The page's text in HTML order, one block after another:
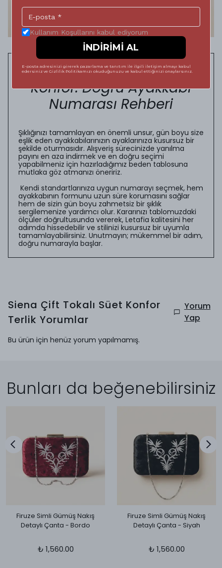
Adımlarınızda Kusursuz
Konfor: Doğru Ayakkabı
Numarası Rehberi
Şıklığınızı tamamlayan en önemli unsur, gün boyu size
eşlik eden ayakkabılarınızın ayaklarınıza kusursuz bir
şekilde oturmasıdır. Alışveriş sürecinizde yanılma
payını en aza indirmek ve en doğru seçimi
yapabilmeniz için hazırladığımız beden tablosuna
mutlaka göz atmanızı öneririz.
Kendi standartlarınıza uygun numarayı seçmek, hem
ayakkabının formunu uzun süre korumasını sağlar
hem de sizin gün boyu zahmetsiz bir şıklık
sergilemenize yardımcı olur. Kararınızı tablomuzdaki
ölçüler doğrultusunda vererek, Letafia kalitesini her
adımda hissedebilir ve stilinizi kusursuz bir uyumla
tamamlayabilirsiniz. Unutmayın; mükemmel bir adım,
doğru numarayla başlar.
Siena Çift Tokalı Süet Konfor
Terlik Yorumlar
Yorum
Yap
Bu ürün için henüz yorum yapılmamış.
Bunları da beğenebilirsiniz
Firuze Simli Gümüş Nakış
Detaylı Çanta - Bordo
₺ 1,560.00
Firuze Simli Gümüş Nakış
Detaylı Çanta - Siyah
₺ 1,560.00
Kullanım Koşullarını kabul ediyorum
İNDİRİMİ AL
E-posta adresinizi girerek pazarlama ve tanıtım ile ilgili iletişim almayı kabul
edersiniz ve Gizlilik Politikamızı okuduğunuzu ve kabul ettiğinizi onaylarsınız.